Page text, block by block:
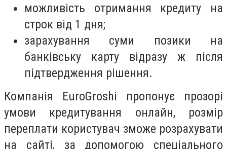
можливість отримання кредиту на
строк від 1 дня;
зарахування суми позики на
банківську карту відразу ж після
підтвердження рішення.
Компанія EuroGroshi пропонує прозорі
умови кредитування онлайн, розмір
переплати користувач зможе розрахувати
на сайті, за допомогою спеціального